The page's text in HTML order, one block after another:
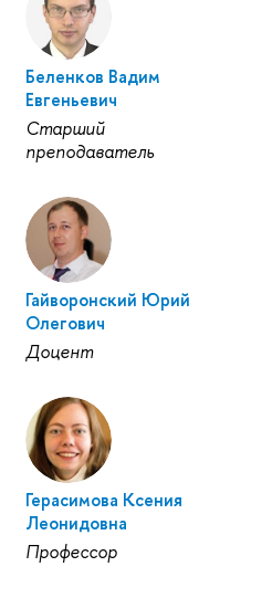
Беленков Вадим
Евгеньевич
Старший
преподаватель
Гайворонский Юрий
Олегович
Доцент
Герасимова Ксения
Леонидовна
Профессор